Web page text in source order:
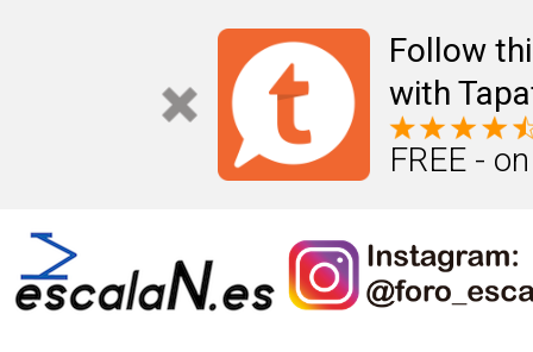
Follow
with
FREE -